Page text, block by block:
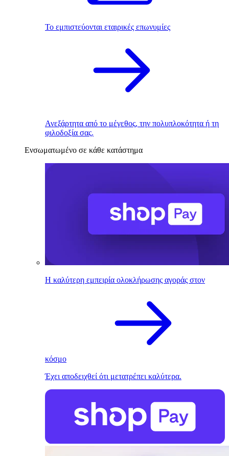
Το εμπιστεύονται εταιρικές επωνυμίες
Ανεξάρτητα από το μέγεθος, την πολυπλοκότητα ή τη
φιλοδοξία σας.
Ενσωματωμένο σε κάθε κατάστημα
Η καλύτερη εμπειρία ολοκλήρωσης αγοράς στον
κόσμο
Έχει αποδειχθεί ότι μετατρέπει καλύτερα.